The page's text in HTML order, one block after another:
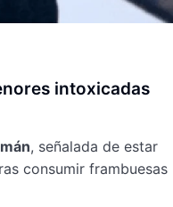
intoxicadas
, señalada de estar
consumir frambuesas